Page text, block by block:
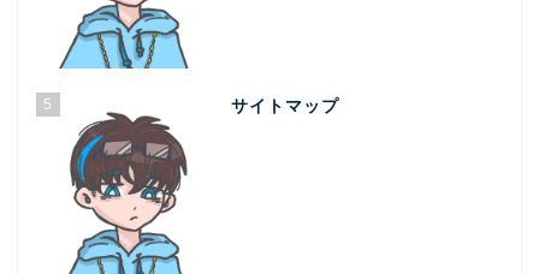
5 サイトマップ